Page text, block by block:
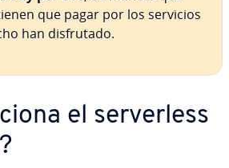
que pagar por los servicios
han di­s­fru­ta­do.
el se­r­ve­r­le­ss